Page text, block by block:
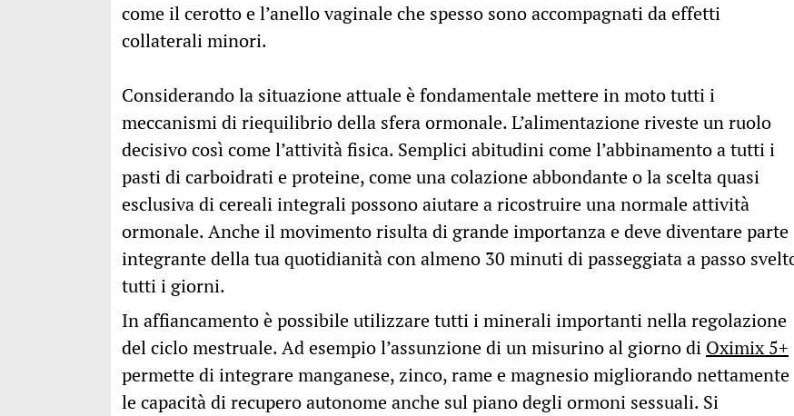
come il cerotto e l’anello vaginale che spesso sono accompagnati da effetti
collaterali minori.
Considerando la situazione attuale è fondamentale mettere in moto tutti i
meccanismi di riequilibrio della sfera ormonale. L’alimentazione riveste un ruolo
decisivo così come l’attività fisica. Semplici abitudini come l’abbinamento a tutti i
pasti di carboidrati e proteine, come una colazione abbondante o la scelta quasi
esclusiva di cereali integrali possono aiutare a ricostruire una normale attività
ormonale. Anche il movimento risulta di grande importanza e deve diventare parte
integrante della tua quotidianità con almeno 30 minuti di passeggiata a passo
tutti i giorni.
In affiancamento è possibile utilizzare tutti i minerali importanti nella regolazione
del ciclo mestruale. Ad esempio l’assunzione di un misurino al giorno di Oximix 5+
permette di integrare manganese, zinco, rame e magnesio migliorando nettamente
le capacità di recupero autonome anche sul piano degli ormoni sessuali. Si